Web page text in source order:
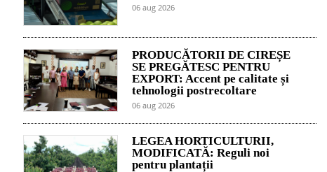
06 aug 2026
PRODUCĂTORII DE CIREȘE
SE PREGĂTESC PENTRU
EXPORT: Accent pe calitate și
tehnologii postrecoltare
06 aug 2026
LEGEA HORTICULTURII,
MODIFICATĂ: Reguli noi
pentru plantații